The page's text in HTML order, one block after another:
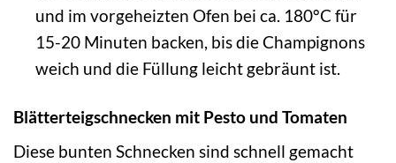
und im vorgeheizten Ofen bei ca. 180°C für
15-20 Minuten backen, bis die Champignons
weich und die Füllung leicht gebräunt ist.
Blätterteigschnecken mit Pesto und Tomaten
Diese bunten Schnecken sind schnell gemacht